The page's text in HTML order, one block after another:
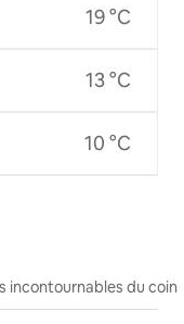
19 °C
13 °C
10 °C
incontournables du coin